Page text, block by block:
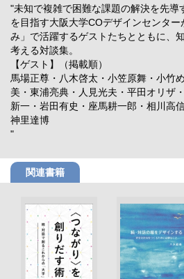
"未知で複雑で困難な課題の解決を先導
を目指す大阪大学COデザインセンタ
み」で活躍するゲストたちとともに、
考える対談集。
【ゲスト】（掲載順）
馬場正尊・八木啓太・小笠原舞・小竹
美・東浦亮典・人見光夫・平田オリザ
新一・岩田有史・座馬耕一郎・相川高
神里達博
"
関連書籍